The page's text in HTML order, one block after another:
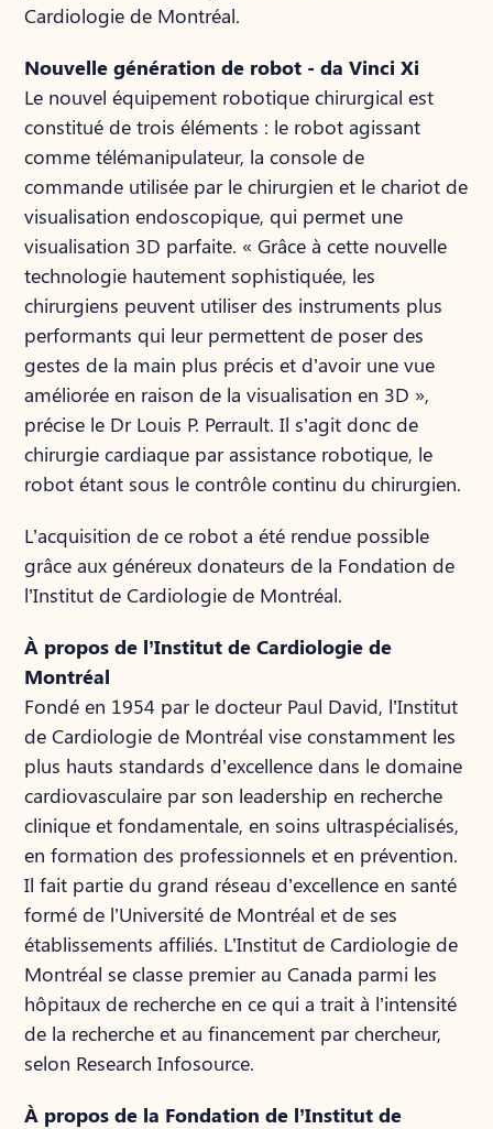
Cardiologie de Montréal.
Nouvelle génération de robot - da Vinci Xi
Le nouvel équipement robotique chirurgical est
constitué de trois éléments : le robot agissant
comme télémanipulateur, la console de
commande utilisée par le chirurgien et le chariot de
visualisation endoscopique, qui permet une
visualisation 3D parfaite. « Grâce à cette nouvelle
technologie hautement sophistiquée, les
chirurgiens peuvent utiliser des instruments plus
performants qui leur permettent de poser des
gestes de la main plus précis et d’avoir une vue
améliorée en raison de la visualisation en 3D »,
précise le Dr Louis P. Perrault. Il s’agit donc de
chirurgie cardiaque par assistance robotique, le
robot étant sous le contrôle continu du chirurgien.
L’acquisition de ce robot a été rendue possible
grâce aux généreux donateurs de la Fondation de
l’Institut de Cardiologie de Montréal.
À propos de l’Institut de Cardiologie de
Montréal
Fondé en 1954 par le docteur Paul David, l’Institut
de Cardiologie de Montréal vise constamment les
plus hauts standards d’excellence dans le domaine
cardiovasculaire par son leadership en recherche
clinique et fondamentale, en soins ultraspécialisés,
en formation des professionnels et en prévention.
Il fait partie du grand réseau d’excellence en santé
formé de l’Université de Montréal et de ses
établissements affiliés. L’Institut de Cardiologie de
Montréal se classe premier au Canada parmi les
hôpitaux de recherche en ce qui a trait à l’intensité
de la recherche et au financement par chercheur,
selon Research Infosource.
À propos de la Fondation de l’Institut de